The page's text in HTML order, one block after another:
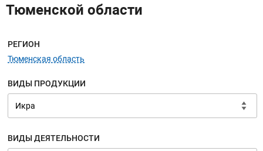
Тюменской области
Меню навигации
РЕГИОН
Тюменская область
ВИДЫ ПРОДУКЦИИ
ВИДЫ ДЕЯТЕЛЬНОСТИ